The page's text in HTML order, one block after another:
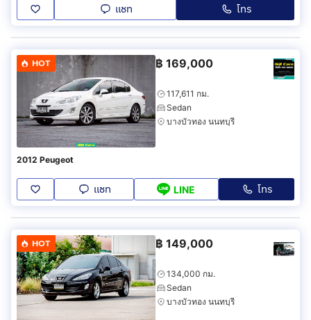
แชท โทร
HOT ฿ 169,000
117,611 กม.
Sedan
บางบัวทอง นนทบุรี
2012 Peugeot
แชท LINE โทร
HOT ฿ 149,000
134,000 กม.
Sedan
บางบัวทอง นนทบุรี